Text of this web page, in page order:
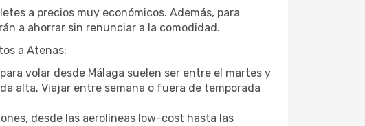
a precios muy económicos. Además, para
a ahorrar sin renunciar a la comodidad.
a Atenas:
volar desde Málaga suelen ser entre el martes y
alta. Viajar entre semana o fuera de temporada
desde las aerolíneas low-cost hasta las